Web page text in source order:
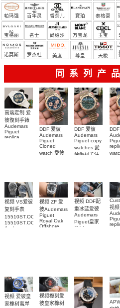
頓 麗
帕玛强
尼
百年灵 香奈儿 寶珀 泰格豪
雅
宝格丽 名士 尚维沙 万宝龙 玉宝
诺莫斯
罗杰杜 美度 尊皇 天梭
同系列产
高端定制 爱
彼復刻手錶
Audemars
Piguet
replica
26579CB.OO.1225CB.01
DDF 爱彼
Audemars
Piguet
Cloned
watch 愛彼
DDF 爱彼
Audemars
Piguet copy
watches 愛
彼復刻手錶
视频 VS爱彼
复刻手表
15510ST.OO.1320ST.06，
15510ST.OO.1320ST.09
Audemars
视频 ZF 爱
彼Audemars
Piguet
Royal Oak
Offshore
视频 DDF配
重冰蓝爱彼
Audemars
Piguet皇家
视频
视频 爱彼皇
家橡树离岸
视频複刻爱
彼皇家橡树